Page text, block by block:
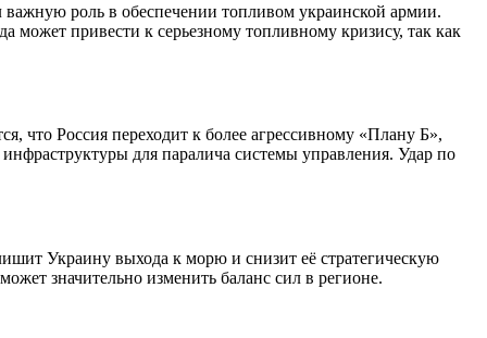
роль в обеспечении топливом украинской армии.
может привести к серьезному топливному кризису, так как
что Россия переходит к более агрессивному «Плану Б»,
для паралича системы управления. Удар по
Украину выхода к морю и снизит её стратегическую
значительно изменить баланс сил в регионе.